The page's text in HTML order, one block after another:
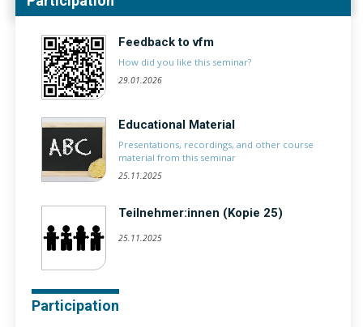
Feedback to vfm
How did you like this seminar?
29.01.2026
Educational Material
Presentations, recordings, and other course
material from this seminar
25.11.2025
Teilnehmer:innen (Kopie 25)
25.11.2025
Participation